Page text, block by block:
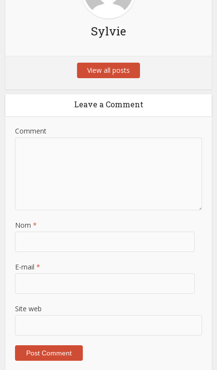
Sylvie
View all posts
Leave a Comment
Comment
Nom*
E-mail*
Site web